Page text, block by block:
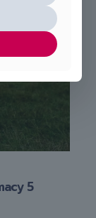
5